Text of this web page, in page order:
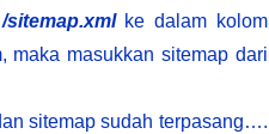
/sitemap.xmlke dalam kolom
maka masukkan sitemap dari
sitemap sudah terpasang….